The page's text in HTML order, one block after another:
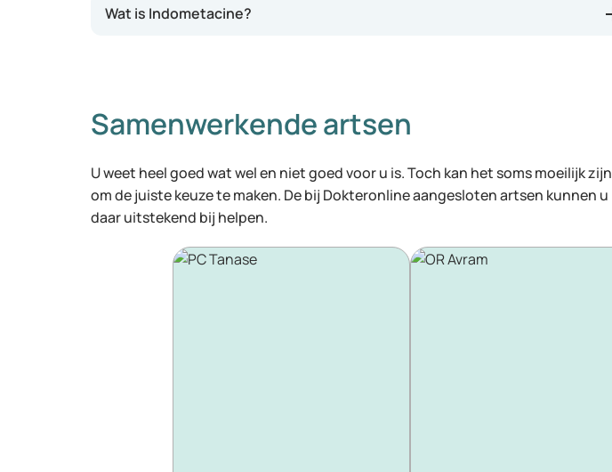
Wat is Indometacine?
Samenwerkende artsen
U weet heel goed wat wel en niet goed voor u is. Toch kan het soms moeilijk zijn
om de juiste keuze te maken. De bij Dokteronline aangesloten artsen kunnen u
daar uitstekend bij helpen.